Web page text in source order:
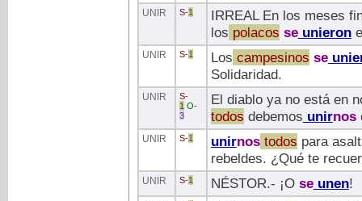
UNIR S-1
IRREAL En los meses
los polacos seunieron
UNIR S-1 Los campesinos se
Solidaridad.
UNIR S-
1 O-
3
El diablo ya no está en
todos debemos unirnos
UNIR S-1 unirnostodos para
rebeldes. ¿Qué te
UNIR S-1 NÉSTOR.- ¡Oseunen!